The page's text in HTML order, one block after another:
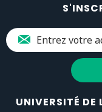
UNIVERSITÉ